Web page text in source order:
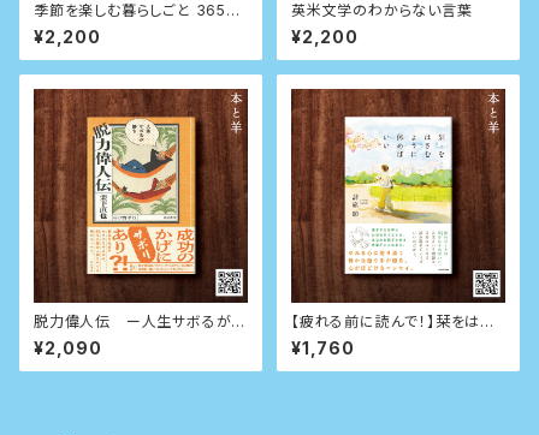
季節を楽しむ暮らしごと 365日
日々の小さな発見が愛おしい古
都の春夏秋冬
¥2,200
英米文学のわからない言葉
¥2,200
脱力偉人伝 ー人生サボるが勝
ちー
¥2,090
【疲れる前に読んで！】栞をはさ
むように休めばいい
¥1,760